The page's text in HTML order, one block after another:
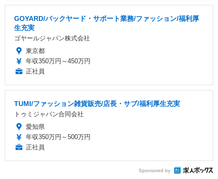
GOYARD/バックヤード・サポート業務/ファッション/福利厚
生充実
ゴヤールジャパン株式会社
東京都
年収350万円～450万円
正社員
TUMI/ファッション雑貨販売/店長・サブ/福利厚生充実
トゥミジャパン合同会社
愛知県
年収350万円～500万円
正社員
Sponsored by